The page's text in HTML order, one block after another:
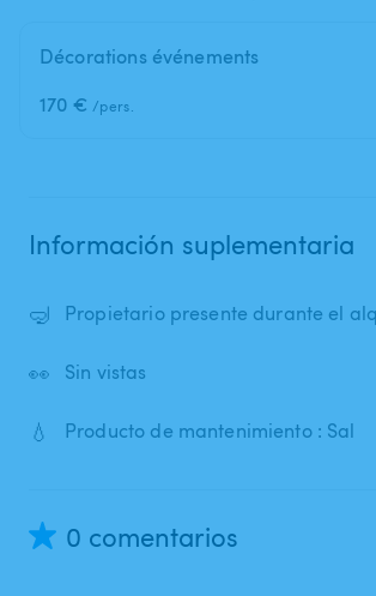
Décorations événements
170 € /pers.
Información suplementaria
🤿 Propietario presente durante el
👀 Sin vistas
💧 Producto de mantenimiento : Sal
0 comentarios